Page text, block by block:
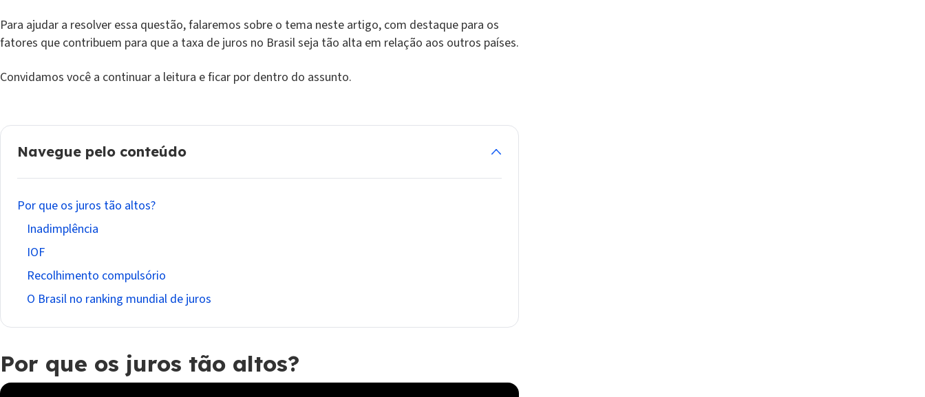
Para ajudar a resolver essa questão, falaremos sobre o tema neste artigo, com destaque para os
fatores que contribuem para que a taxa de juros no Brasil seja tão alta em relação aos outros países.
Convidamos você a continuar a leitura e ficar por dentro do assunto.
Navegue pelo conteúdo
Por que os juros tão altos?
Inadimplência
IOF
Recolhimento compulsório
O Brasil no ranking mundial de juros
Por que os juros tão altos?